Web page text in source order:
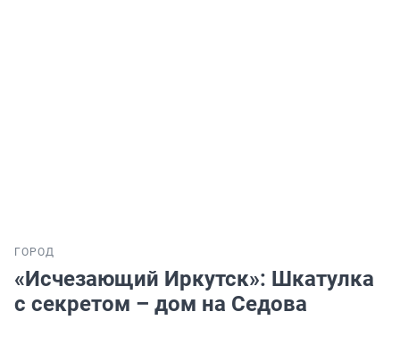
ГОРОД
«Исчезающий Иркутск»: Шкатулка
с секретом – дом на Седова